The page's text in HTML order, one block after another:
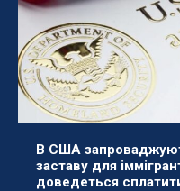
В США
заставу для
доведеться